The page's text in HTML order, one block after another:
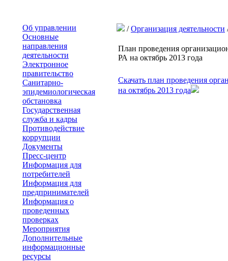
Об управлении
Основные
направления
деятельности
Электронное
правительство
Санитарно-
эпидемиологическая
обстановка
Государственная
служба и кадры
Противодействие
коррупции
Документы
Пресс-центр
Информация для
потребителей
Информация для
предпринимателей
Информация о
проведенных
проверках
Мероприятия
Дополнительные
информационные
ресурсы
/Организация деятельности
План проведения
РА на октябрь 2013 года
Скачать план проведения
на октябрь 2013 года